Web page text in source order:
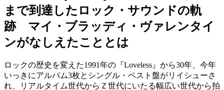
まで到達したロック・サウンドの軌
跡 マイ・ブラッディ・ヴァレンタイ
ンがなしえたこととは
ロックの歴史を変えた1991年の『Loveless』から30年、今年
いっきにアルバム3枚とシングル・ベスト盤がリイシューさ
れ、リアルタイム世代からＺ世代にいたる幅広い世代から拍